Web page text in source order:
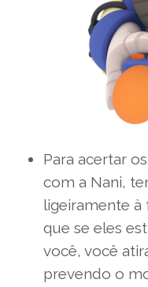
Para acertar
com a Nani,
ligeiramente à
que se eles
você, você
prevendo o